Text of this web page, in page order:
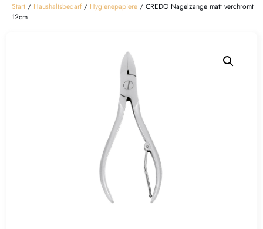
Start / Haushaltsbedarf/ Hygienepapiere / CREDO Nagelzange matt verchromt
12cm